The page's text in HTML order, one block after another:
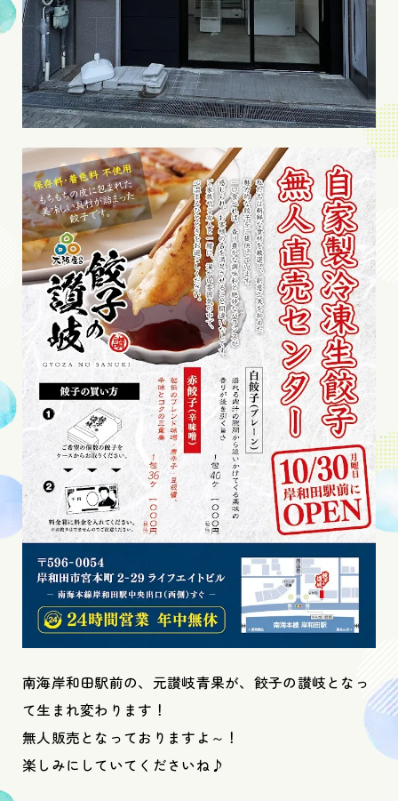
南海岸和田駅前の、元讃岐青果が、餃子の讃岐となっ
て生まれ変わります！
無人販売となっておりますよ～！
楽しみにしていてくださいね♪